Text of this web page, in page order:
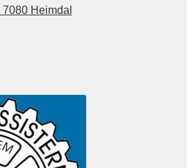
Heimdal